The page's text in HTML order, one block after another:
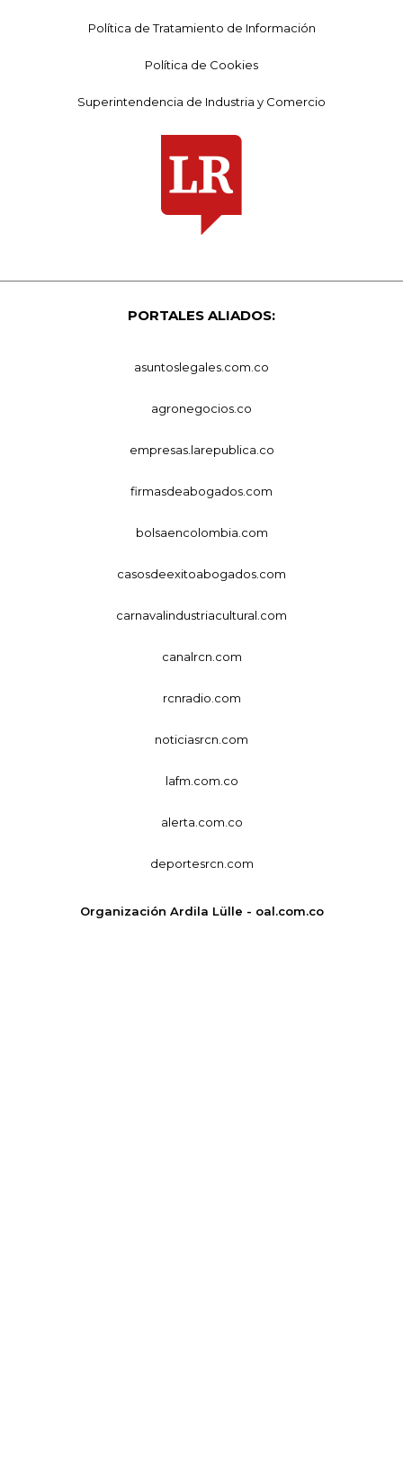
Política de Tratamiento de Información
Política de Cookies
Superintendencia de Industria y Comercio
PORTALES ALIADOS:
asuntoslegales.com.co
agronegocios.co
empresas.larepublica.co
firmasdeabogados.com
bolsaencolombia.com
casosdeexitoabogados.com
carnavalindustriacultural.com
canalrcn.com
rcnradio.com
noticiasrcn.com
lafm.com.co
alerta.com.co
deportesrcn.com
Organización Ardila Lülle - oal.com.co